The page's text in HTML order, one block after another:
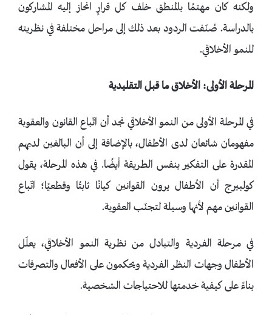
ولكنه كان مهتمًا بالمنطق خلف كل قرارٍ انحاز إليه المشاركون
بالدراسة. صُنّفت الردود بعد ذلك إلى مراحل مختلفة في نظريته
للنمو الأخلاقي.
المرحلة الأولى: الأخلاق ما قبل التقليدية
في المرحلة الأولى من النمو الأخلاقي نجد أن اتّباع القانون والعقوبة
مفهومان شائعان لدى الأطفال، بالإضافة إلى أن البالغين لديهم
المقدرة على التفكير بنفس الطريقة أيضًا. في هذه المرحلة، يقول
كولبيرج أن الأطفال يرون القوانين كيانًا ثابتًا وقطعيًا؛ اتّباع
القوانين مهم لأنها وسيلة لتجنّب العقوبة.
في مرحلة الفردية والتبادل من نظرية النمو الأخلاقي، يعلّل
الأطفال وجهات النظر الفردية ويحكمون على الأفعال والتصرفات
بناءً على كيفية خدمتها للاحتياجات الشخصية.